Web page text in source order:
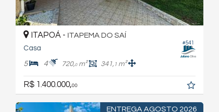
#541
ITAPOÁ - ITAPEMA DO SAÍ
Casa
5 4 720,0m² 341, 1 m²
R$ 1.400.000,00
ENTREGA AGOSTO 2026